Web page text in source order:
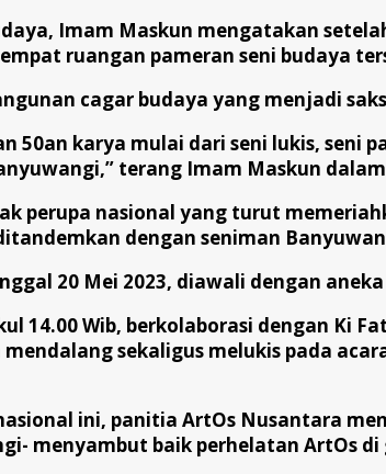
Imam Maskun mengatakan
ruangan pameran seni budaya
cagar budaya yang menjadi
50an karya mulai dari seni lukis,
terang Imam Maskun
perupa nasional yang turut
dengan seniman
20 Mei 2023, diawali dengan
14.00 Wib, berkolaborasi dengan Ki
sekaligus melukis pada
ini, panitia ArtOs Nusantara
menyambut baik perhelatan ArtOs